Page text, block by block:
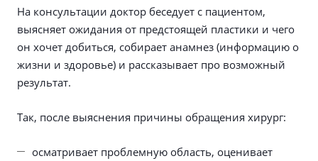
На консультации доктор беседует с пациентом,
выясняет ожидания от предстоящей пластики и чего
он хочет добиться, собирает анамнез (информацию о
жизни и здоровье) и рассказывает про возможный
результат.
Так, после выяснения причины обращения хирург:
осматривает проблемную область, оценивает